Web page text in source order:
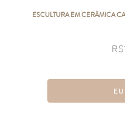
ESCULTURA EM CERÂMICA
R$